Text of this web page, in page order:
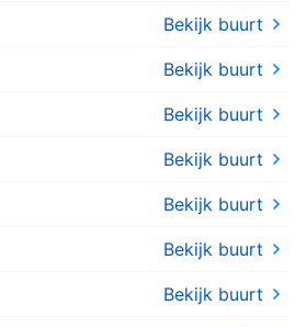
Bekijk buurt
Bekijk buurt
Bekijk buurt
Bekijk buurt
Bekijk buurt
Bekijk buurt
Bekijk buurt